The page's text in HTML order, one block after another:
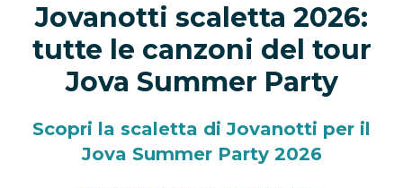
Jovanotti scaletta 2026:
tutte le canzoni del tour
Jova Summer Party
Scopri la scaletta di Jovanotti per il
Jova Summer Party 2026